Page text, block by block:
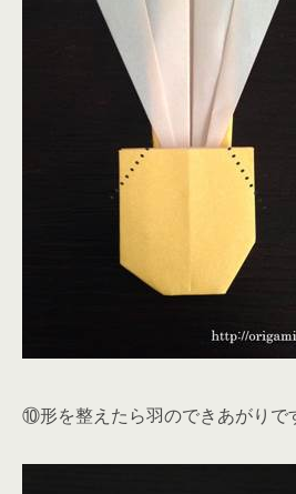
⑩形を整えたら羽のできあがりで